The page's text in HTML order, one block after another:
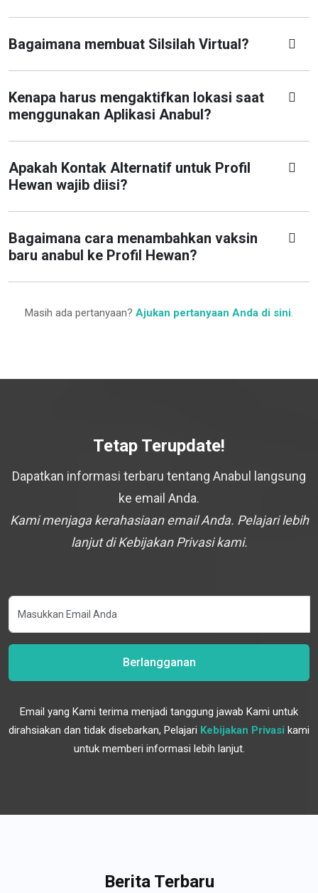
Bagaimana membuat Silsilah Virtual?
Kenapa harus mengaktifkan lokasi saat
menggunakan Aplikasi Anabul?
Apakah Kontak Alternatif untuk Profil
Hewan wajib diisi?
Bagaimana cara menambahkan vaksin
baru anabul ke Profil Hewan?
Masih ada pertanyaan? Ajukan pertanyaan Anda di sini.
Tetap Terupdate!
Dapatkan informasi terbaru tentang Anabul langsung
ke email Anda.
Kami menjaga kerahasiaan email Anda. Pelajari lebih
lanjut di Kebijakan Privasi kami.
Berlangganan
Email yang Kami terima menjadi tanggung jawab Kami untuk
dirahsiakan dan tidak disebarkan, Pelajari Kebijakan Privasi kami
untuk memberi informasi lebih lanjut.
Berita Terbaru